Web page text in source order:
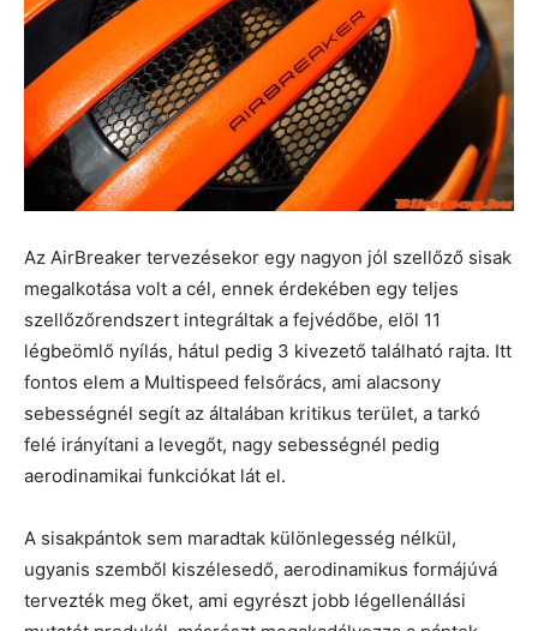
Az AirBreaker tervezésekor egy nagyon jól szellőző sisak
megalkotása volt a cél, ennek érdekében egy teljes
szellőzőrendszert integráltak a fejvédőbe, elöl 11
légbeömlő nyílás, hátul pedig 3 kivezető található rajta. Itt
fontos elem a Multispeed felsőrács, ami alacsony
sebességnél segít az általában kritikus terület, a tarkó
felé irányítani a levegőt, nagy sebességnél pedig
aerodinamikai funkciókat lát el.
A sisakpántok sem maradtak különlegesség nélkül,
ugyanis szemből kiszélesedő, aerodinamikus formájúvá
tervezték meg őket, ami egyrészt jobb légellenállási